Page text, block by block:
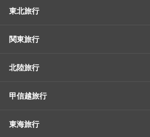
東北旅行
関東旅行
北陸旅行
甲信越旅行
東海旅行